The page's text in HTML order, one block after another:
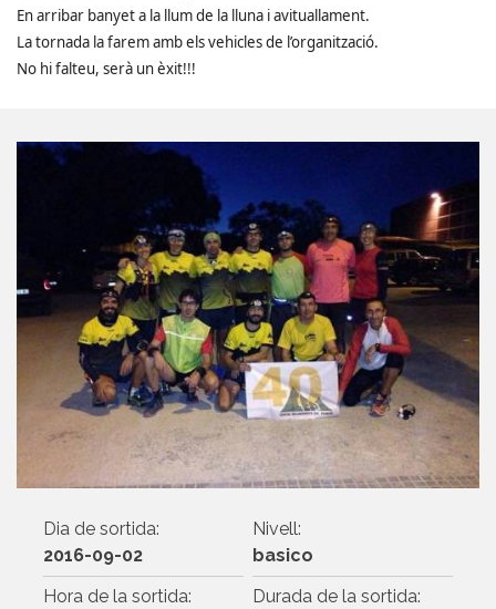
En arribar banyet a la llum de la lluna i avituallament.
La tornada la farem amb els vehicles de l’organització.
No hi falteu, serà un èxit!!!
Dia de sortida:
2016-09-02
Nivell:
basico
Hora de la sortida:
Durada de la sortida: